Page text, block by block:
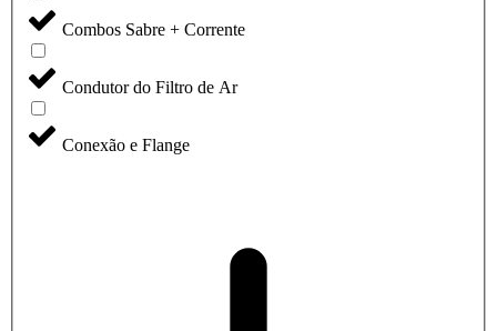
Combos Sabre + Corrente
Condutor do Filtro de Ar
Conexão e Flange